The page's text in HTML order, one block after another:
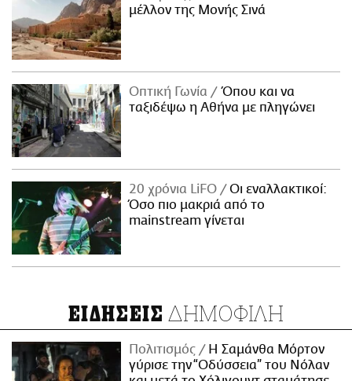
μέλλον της Μονής Σινά
Οπτική Γωνία
Όπου και να
ταξιδέψω η Αθήνα με πληγώνει
20 χρόνια LiFO
Οι εναλλακτικοί:
Όσο πιο μακριά από το
mainstream γίνεται
ΕΙΔΗΣΕΙΣ ΔΗΜΟΦΙΛΗ
Πολιτισμός
Η Σαμάνθα Μόρτον
γύρισε την “Οδύσσεια” του Νόλαν